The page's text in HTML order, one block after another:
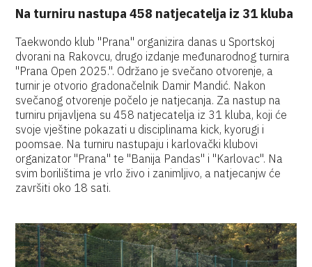
Na turniru nastupa 458 natjecatelja iz 31 kluba
Taekwondo klub "Prana" organizira danas u Sportskoj
dvorani na Rakovcu, drugo izdanje međunarodnog turnira
"Prana Open 2025.". Održano je svečano otvorenje, a
turnir je otvorio gradonačelnik Damir Mandić. Nakon
svečanog otvorenje počelo je natjecanja. Za nastup na
turniru prijavljena su 458 natjecatelja iz 31 kluba, koji će
svoje vještine pokazati u disciplinama kick, kyorugi i
poomsae. Na turniru nastupaju i karlovački klubovi
organizator "Prana" te "Banija Pandas" i "Karlovac". Na
svim borilištima je vrlo živo i zanimljivo, a natjecanjw će
završiti oko 18 sati.